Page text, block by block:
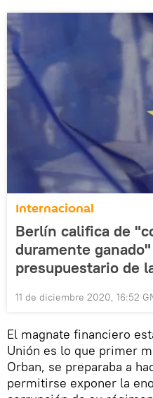
Internacional
Berlín califica de
duramente
presupuestario de
11 de diciembre 2020, 16:52
El magnate financiero
Unión es lo que primer
Orban, se preparaba a
permitirse exponer la